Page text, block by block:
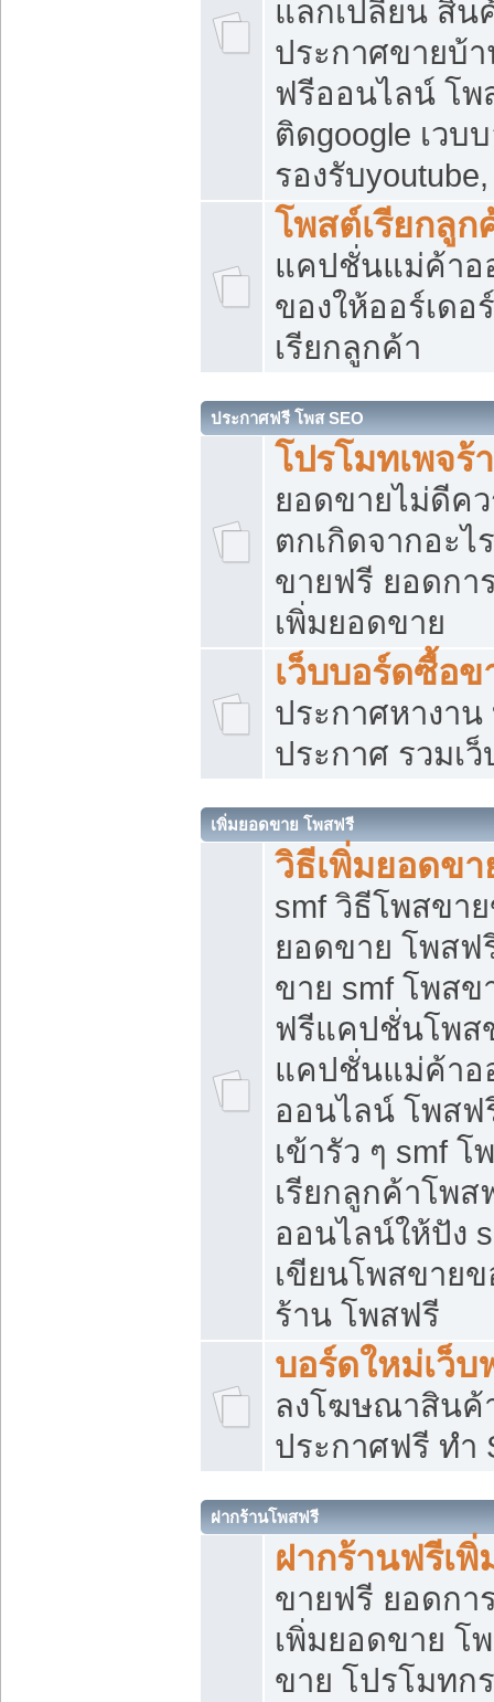
แลกเปลี่ยน สิน
ประกาศขายบ้
ฟรีออนไลน์ โพ
ติดgoogle เวบ
รองรับ
โพสต์เรียกลูก
แคปชั่นแม่ค้าอ
ของให้ออร์เดอ
เรียกลูกค้า
ประกาศฟรี โพส SEO
โปรโมทเพจร้
ยอดขายไม่ดีค
ตกเกิดจากอะไ
ขายฟรี ยอดกา
เพิ่มยอดขาย
เว็บบอร์ดซื้อข
ประกาศหางาน
ประกาศ รวมเ
เพิ่มยอดขาย โพสฟรี
วิธีเพิ่มยอดข
smf วิธีโพสขา
ยอดขาย โพสฟ
ขาย smf โพส
ฟรีแคปชั่นโพส
แคปชั่นแม่ค้า
ออนไลน์ โพสฟ
เข้ารัว ๆ smf
เรียกลูกค้าโพส
ออนไลน์ให้ปัง
เขียนโพสขาย
ร้าน โพสฟรี
บอร์ดใหม่เว็บ
ลงโฆษณาสิน
ประกาศฟรี ทำ
ฝากร้านโพสฟรี
ฝากร้านฟรีเ
ขายฟรี ยอดกา
เพิ่มยอดขาย โ
ขาย โปรโมทก